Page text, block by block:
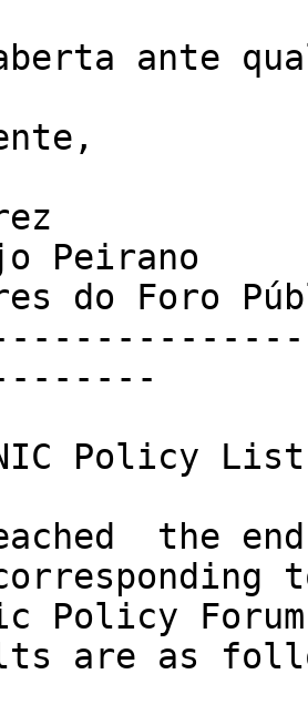
ante
Peirano
do Foro
Policy
the
Policy
are as